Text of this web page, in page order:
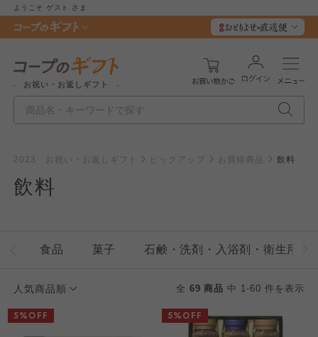
ようこそ ゲスト さま
お祝い・お返しギフト
2023 お祝い・お返しギフト ピックアップ お買得商品 飲料
飲料
食品 菓子 石鹸・洗剤・入浴剤・衛生用品
人気商品順 全 69 商品 中 1-60 件を表示
5%OFF 5%OFF